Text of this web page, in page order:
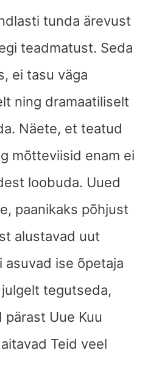
tunda ärevust
teadmatust. Seda
ei tasu väga
ning dramaatiliselt
Näete, et teatud
mõtteviisid enam ei
loobuda. Uued
paanikaks põhjust
alustavad uut
ise õpetaja
tegutseda,
Uue Kuu
Teid veel